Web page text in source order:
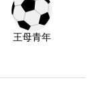
王母青年